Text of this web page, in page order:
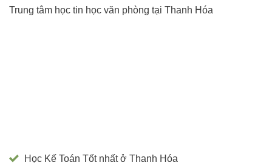
Trung tâm học tin học văn phòng tại Thanh Hóa
Học Kế Toán Tốt nhất ở Thanh Hóa